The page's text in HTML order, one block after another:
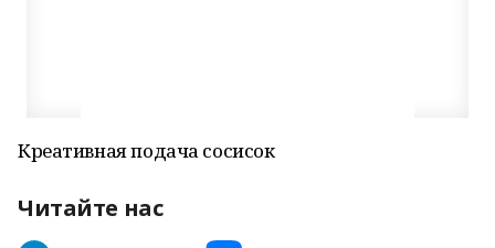
Креативная подача сосисок
Читайте нас